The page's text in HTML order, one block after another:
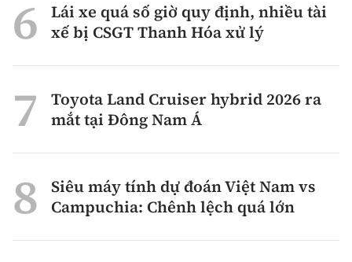
Lái xe quá số giờ quy định, nhiều tài
xế bị CSGT Thanh Hóa xử lý
Toyota Land Cruiser hybrid 2026 ra
mắt tại Đông Nam Á
Siêu máy tính dự đoán Việt Nam vs
Campuchia: Chênh lệch quá lớn